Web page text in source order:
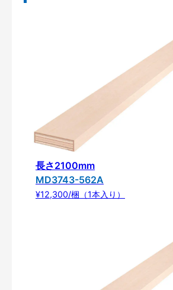
長さ2100mm
MD3743-562A
¥12,300/梱（1本入り）